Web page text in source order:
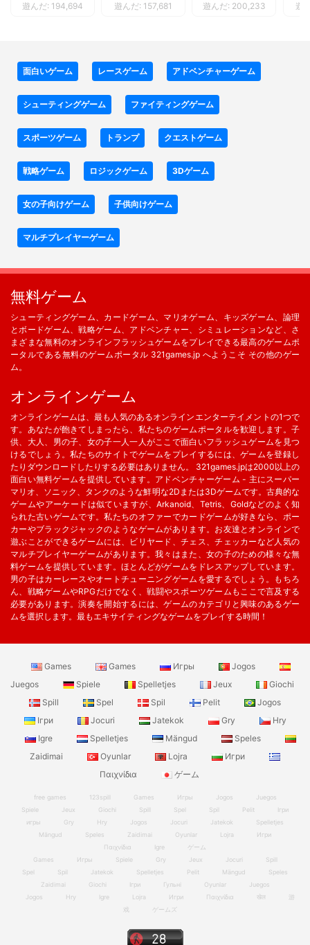
遊んだ: 194,694 遊んだ: 157,681 遊んだ: 200,233 遊
面白いゲーム レースゲーム アドベンチャーゲーム
シューティングゲーム ファイティングゲーム
スポーツゲーム トランプ クエストゲーム
戦略ゲーム ロジックゲーム 3Dゲーム
女の子向けゲーム 子供向けゲーム
マルチプレイヤーゲーム
無料ゲーム
シューティングゲーム、カードゲーム、マリオゲーム、キッズゲーム、論理
とボードゲーム、戦略ゲーム、アドベンチャー、シミュレーションなど、さ
まざまな無料のオンラインフラッシュゲームをプレイできる最高のゲームポ
ータルである無料のゲームポータル 321games.jp へようこそ その他のゲー
ム。
オンラインゲーム
オンラインゲームは、最も人気のあるオンラインエンターテイメントの1つで
す。あなたが飽きてしまったら、私たちのゲームポータルを歓迎します。子
供、大人、男の子、女の子一人一人がここで面白いフラッシュゲームを見つ
けるでしょう。私たちのサイトでゲームをプレイするには、ゲームを登録し
たりダウンロードしたりする必要はありません。 321games.jpは2000以上の
面白い無料ゲームを提供しています。アドベンチャーゲーム - 主にスーパー
マリオ、ソニック、タンクのような鮮明な2Dまたは3Dゲームです。古典的な
ゲームやアーケードは似ていますが、Arkanoid、Tetris、Goldなどのよく知
られた古いゲームです。私たちのオファーでカードゲームが好きなら、ポー
カーやブラックジャックのようなゲームがあります。お友達とオンラインで
遊ぶことができるゲームには、ビリヤード、チェス、チェッカーなど人気の
マルチプレイヤーゲームがあります。我々はまた、女の子のための様々な無
料ゲームを提供しています。ほとんどがゲームをドレスアップしています。
男の子はカーレースやオートチューニングゲームを愛するでしょう。もちろ
ん、戦略ゲームやRPGだけでなく、戦闘やスポーツゲームもここで言及する
必要があります。演奏を開始するには、ゲームのカテゴリと興味のあるゲー
ムを選択します。最もエキサイティングなゲームをプレイする時間！
Games Games Игры
Jogos
Juegos
Spiele Spelletjes Jeux
Giochi
Spill
Spel Spil Pelit
Jogos
Ігри
Jocuri Jatekok Gry
Hry
Igre
Spelletjes Mängud
Speles
Zaidimai
Oyunlar Lojra
Игри
Παιχνίδια
ゲーム
free games 123spill Games Игры Jogos
Juegos
Spiele
Jeux Giochi Spill Spel Spil Pelit
Ігри
игры
Gry Hry Jogos Jocuri Jatekok
Spelletjes
Mängud
Speles Zaidimai Oyunlar Lojra
Игри
Παιχνίδια
Igre
ゲーム
Games
Игры Spiele Gry Jeux Jocuri
Spill
Spel
Spil Jatekok Spelletjes Pelit Mängud
Speles
Zaidimai
Giochi Ігри Гульні Oyunlar
Juegos
Jogos
Hry Igre Lojra Игри Παιχνίδια खेल
游
戏
ゲームズ